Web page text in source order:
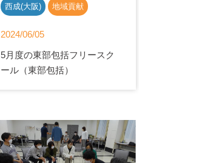
西成(大阪) 地域貢献
2024/06/05
5月度の東部包括フリースク
ール（東部包括）